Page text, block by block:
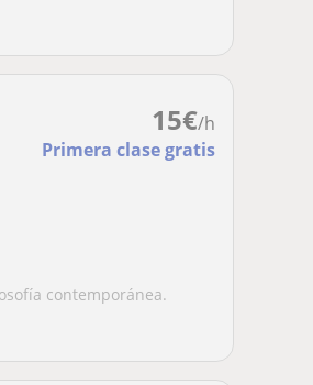
15€/h
Primera clase gratis
contemporánea.